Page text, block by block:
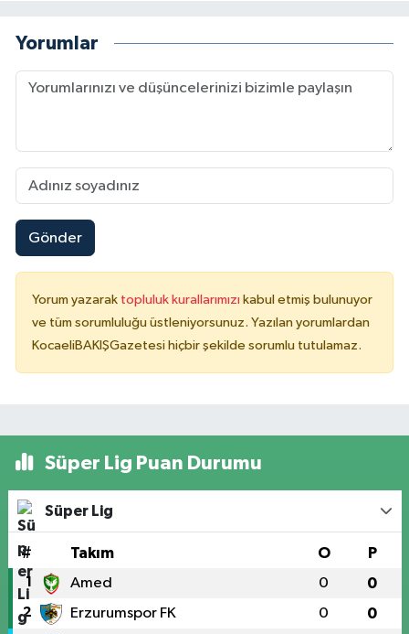
Yorumlar
Gönder
Yorum yazarak topluluk kurallarımızı kabul etmiş bulunuyor
ve tüm sorumluluğu üstleniyorsunuz. Yazılan yorumlardan
KocaeliBAKIŞGazetesi hiçbir şekilde sorumlu tutulamaz.
Süper Lig Puan Durumu
Süper Lig
# Takım O P
1 Amed 0 0
2 Erzurumspor FK 0 0